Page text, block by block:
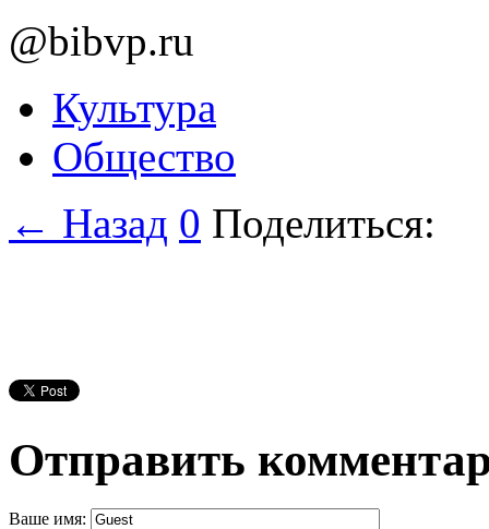
@bibvp.ru
Культура
Общество
← Назад 0 Поделиться:
Отправить
Ваше имя: